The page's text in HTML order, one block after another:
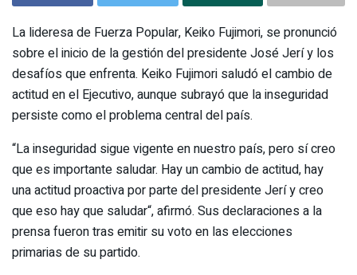
La lideresa de Fuerza Popular, Keiko Fujimori, se pronunció
sobre el inicio de la gestión del presidente José Jerí y los
desafíos que enfrenta. Keiko Fujimori saludó el cambio de
actitud en el Ejecutivo, aunque subrayó que la inseguridad
persiste como el problema central del país.
“La inseguridad sigue vigente en nuestro país, pero sí creo
que es importante saludar. Hay un cambio de actitud, hay
una actitud proactiva por parte del presidente Jerí y creo
que eso hay que saludar“, afirmó. Sus declaraciones a la
prensa fueron tras emitir su voto en las elecciones
primarias de su partido.